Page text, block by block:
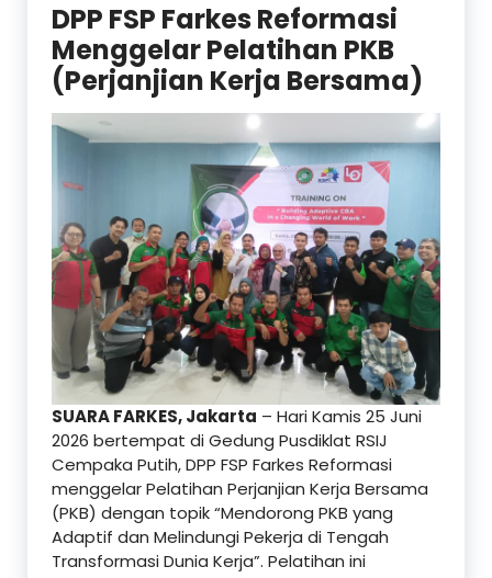
DPP FSP Farkes Reformasi
Menggelar Pelatihan PKB
(Perjanjian Kerja Bersama)
SUARA FARKES, Jakarta – Hari Kamis 25 Juni
2026 bertempat di Gedung Pusdiklat RSIJ
Cempaka Putih, DPP FSP Farkes Reformasi
menggelar Pelatihan Perjanjian Kerja Bersama
(PKB) dengan topik “Mendorong PKB yang
Adaptif dan Melindungi Pekerja di Tengah
Transformasi Dunia Kerja”. Pelatihan ini